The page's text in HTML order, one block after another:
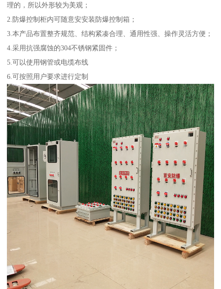
理的，所以外形较为美观；
2.防爆控制柜内可随意安安装防爆控制箱；
3.本产品布置整齐规范、结构紧凑合理、通用性强、操作灵活方便；
4.采用抗强腐蚀的304不锈钢紧固件；
5.可以使用钢管或电缆布线
6.可按照用户要求进行定制